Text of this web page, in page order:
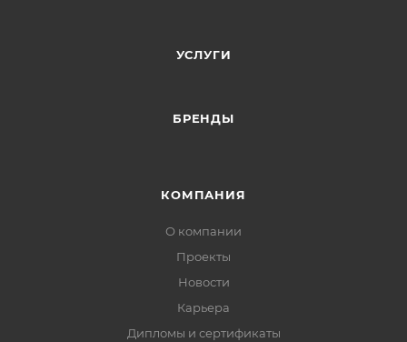
УСЛУГИ
БРЕНДЫ
КОМПАНИЯ
О компании
Проекты
Новости
Карьера
Дипломы и сертификаты